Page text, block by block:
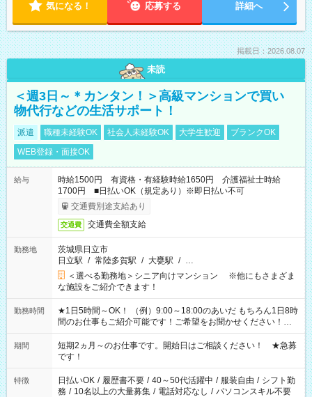
気になる！ 応募する 詳細へ
掲載日：2026.08.07
未読
＜週3日～＊カンタン！＞高級マンションで買い
物代行などの生活サポート！
派遣 職種未経験OK 社会人未経験OK 大学生歓迎
ブランクOK
WEB登録・面接OK
給与
時給1500円 有資格・有経験時給1650円 介護福祉士時給
1700円 ■日払いOK（規定あり）※即日払い不可
交通費別途支給あり
交通費 交通費全額支給
勤務地
茨城県日立市
日立駅 / 常陸多賀駅 / 大甕駅 / …
＜選べる勤務地＞シニア向けマンション ※他にもさまざま
な施設をご紹介できます！
勤務時間
★1日5時間～OK！ （例）9:00～18:00のあいだ もちろん1日8時
間のお仕事もご紹介可能です！ご希望をお聞かせください！★
家庭の都合でお休みが必要な場合も遠慮なくご相談ください。
※週最低15時間以上の勤務が必要です
期間
短期2ヵ月～のお仕事です。開始日はご相談ください！ ★急募
です！
特徴 日払いOK / 履歴書不要 / 40～50代活躍中 / 服装自由 / シフト勤
務 / 10名以上の大量募集 / 電話対応なし / パソコンスキル不要